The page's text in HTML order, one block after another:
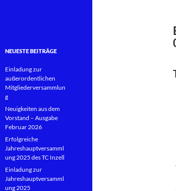
NEUESTE BEITRÄGE
Einladung zur
außerordentlichen
Mitgliederversammlun
g
Neuigkeiten aus dem
Vorstand – Ausgabe
Februar 2026
Erfolgreiche
Jahreshauptversamml
ung 2025 des TC Inzell
Einladung zur
Jahreshauptversamml
ung 2025